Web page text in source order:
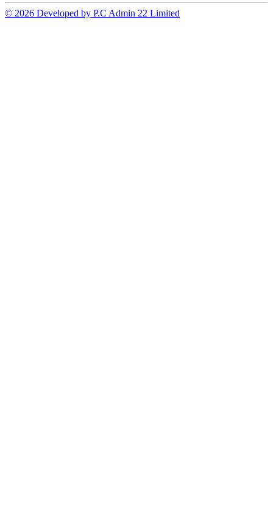
© 2026 Developed by P.C Admin 22 Limited